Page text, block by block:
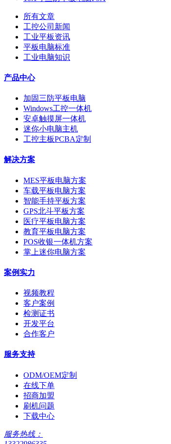
所有文章
工控公司新闻
工业平板资讯
平板电脑标准
工业电脑知识
产品中心
加固三防平板电脑
Windows工控一体机
安卓触摸屏一体机
迷你小电脑主机
工控主板PCBA定制
解决方案
MES平板电脑方案
车载平板电脑方案
智能手持平板方案
GPS北斗平板方案
医疗平板电脑方案
教育平板电脑方案
POS收银一体机方案
掌上迷你电脑方案
案例实力
视频教程
客户案例
检测证书
开发平台
合作客户
服务支持
ODM/OEM定制
在线下单
招商加盟
刷机问题
下载中心
服务热线：